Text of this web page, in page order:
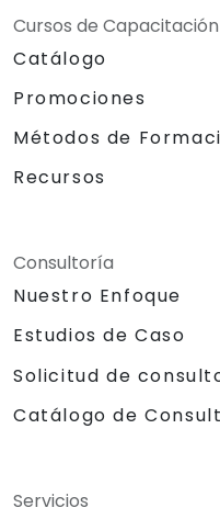
Cursos de Capacitación
Catálogo
Promociones
Métodos de
Recursos
Consultoría
Nuestro Enfoque
Estudios de Caso
Solicitud de
Catálogo de
Servicios